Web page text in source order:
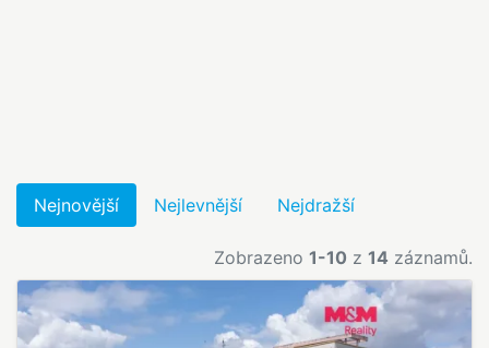
Nejnovější Nejlevnější Nejdražší
Zobrazeno 1-10 z 14 záznamů.